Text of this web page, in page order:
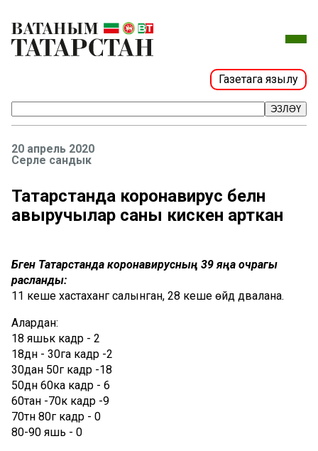
Газетага язылу
ЭЗЛӘҮ
20 апрель 2020
Серле сандык
Татарстанда коронавирус белән
авыручылар саны кискен арткан
Бүген Татарстанда коронавирусның 39 яңа очрагы
расланды:
11 кеше хастаханәгә салынган, 28 кеше өйдә дәвалана.
Алардан:
18 яшькә кадәр - 2
18дән - 30га кадәр -2
30дан 50гә кадәр -18
50дән 60ка кадәр - 6
60тан -70кә кадәр -9
70тән 80гә кадәр - 0
80-90 яшь - 0